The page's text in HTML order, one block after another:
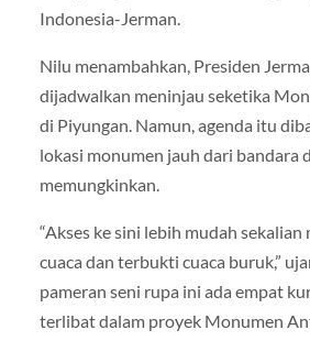
Indonesia-Jerman.
Nilu menambahkan, Presiden
dijadwalkan meninjau seketika
di Piyungan. Namun, agenda itu
lokasi monumen jauh dari bandara
memungkinkan.
“Akses ke sini lebih mudah
cuaca dan terbukti cuaca buruk,”
pameran seni rupa ini ada empat
terlibat dalam proyek Monumen